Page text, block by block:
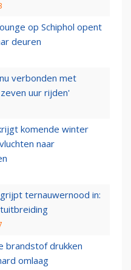
op Schiphol opent
deuren
verbonden met
uur rijden'
komende winter
naar
ternauwernood in:
brandstof drukken
omlaag